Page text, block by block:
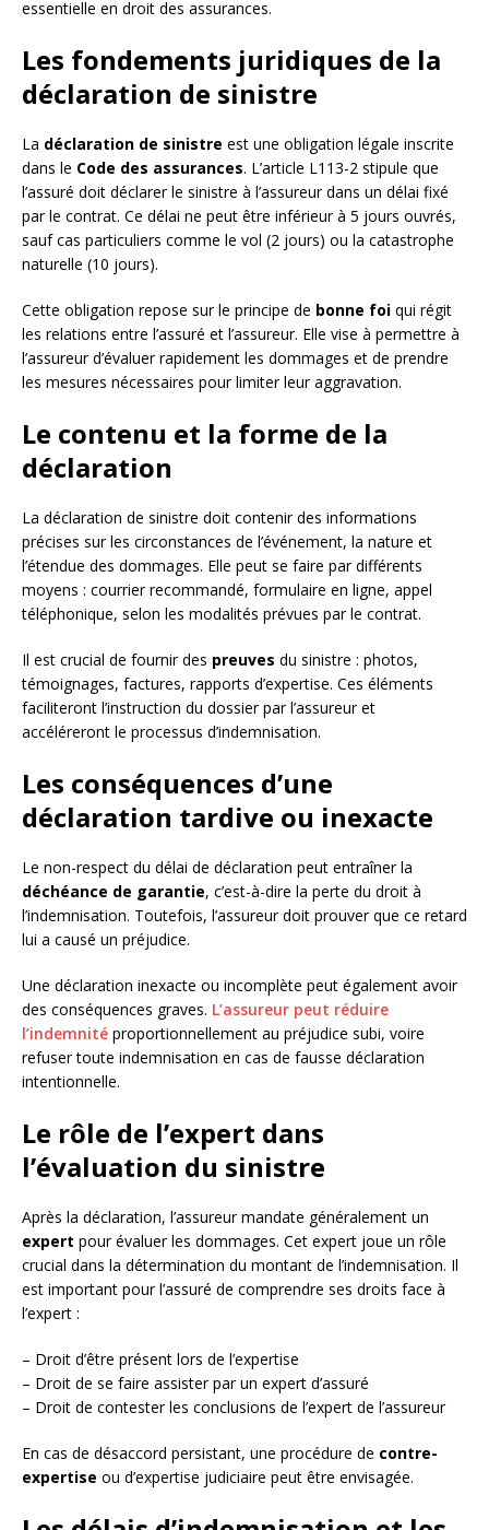
essentielle en droit des assurances.
Les fondements juridiques de la
déclaration de sinistre
La déclaration de sinistre est une obligation légale inscrite
dans le Code des assurances. L’article L113-2 stipule que
l’assuré doit déclarer le sinistre à l’assureur dans un délai fixé
par le contrat. Ce délai ne peut être inférieur à 5 jours ouvrés,
sauf cas particuliers comme le vol (2 jours) ou la catastrophe
naturelle (10 jours).
Cette obligation repose sur le principe de bonne foi qui régit
les relations entre l’assuré et l’assureur. Elle vise à permettre à
l’assureur d’évaluer rapidement les dommages et de prendre
les mesures nécessaires pour limiter leur aggravation.
Le contenu et la forme de la
déclaration
La déclaration de sinistre doit contenir des informations
précises sur les circonstances de l’événement, la nature et
l’étendue des dommages. Elle peut se faire par différents
moyens : courrier recommandé, formulaire en ligne, appel
téléphonique, selon les modalités prévues par le contrat.
Il est crucial de fournir des preuves du sinistre : photos,
témoignages, factures, rapports d’expertise. Ces éléments
faciliteront l’instruction du dossier par l’assureur et
accéléreront le processus d’indemnisation.
Les conséquences d’une
déclaration tardive ou inexacte
Le non-respect du délai de déclaration peut entraîner la
déchéance de garantie, c’est-à-dire la perte du droit à
l’indemnisation. Toutefois, l’assureur doit prouver que ce retard
lui a causé un préjudice.
Une déclaration inexacte ou incomplète peut également avoir
des conséquences graves. L’assureur peut réduire
l’indemnité proportionnellement au préjudice subi, voire
refuser toute indemnisation en cas de fausse déclaration
intentionnelle.
Le rôle de l’expert dans
l’évaluation du sinistre
Après la déclaration, l’assureur mandate généralement un
expert pour évaluer les dommages. Cet expert joue un rôle
crucial dans la détermination du montant de l’indemnisation. Il
est important pour l’assuré de comprendre ses droits face à
l’expert :
– Droit d’être présent lors de l’expertise
– Droit de se faire assister par un expert d’assuré
– Droit de contester les conclusions de l’expert de l’assureur
En cas de désaccord persistant, une procédure de contre-
expertise ou d’expertise judiciaire peut être envisagée.